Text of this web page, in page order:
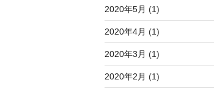
2020年5月 (1)
2020年4月 (1)
2020年3月 (1)
2020年2月 (1)